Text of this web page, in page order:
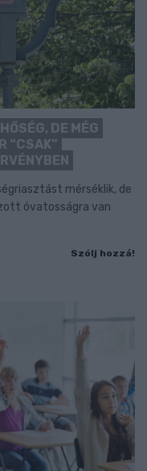
DE MÉG
“CSAK”
mérséklik, de
óvatosságra van
Szólj hozzá!